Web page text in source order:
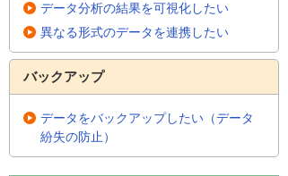
データ分析の結果を可視化したい
異なる形式のデータを連携したい
バックアップ
データをバックアップしたい（データ
紛失の防止）